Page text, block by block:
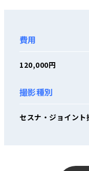
費用
120,000円
撮影種別
セスナ・ジョイント